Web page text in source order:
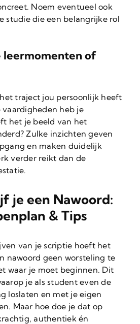
Noem eventueel ook
studie die een belangrijke rol
leermomenten of
traject jou persoonlijk heeft
heb je
het je beeld van het
Zulke inzichten geven
en maken duidelijk
verder reikt dan de
je een Nawoord:
& Tips
van je scriptie hoeft het
nawoord geen worsteling te
waar je moet beginnen. Dit
je als student even de
loslaten en met je eigen
Maar hoe doe je dat op
authentiek én